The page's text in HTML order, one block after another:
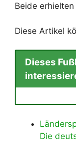
Beide
Diese Artikel
Dieses
Die